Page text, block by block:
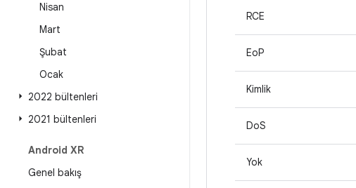
Nisan
Mart
Şubat
Ocak
2022 bültenleri
2021 bültenleri
Android XR
Genel bakış
RCE
EoP
Kimlik
DoS
Yok